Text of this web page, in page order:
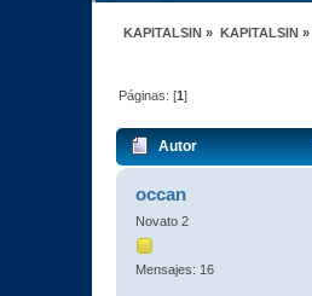
KAPITALSIN » KAPITALSIN»
Páginas: [1]
Autor
occan
Novato 2
Mensajes: 16